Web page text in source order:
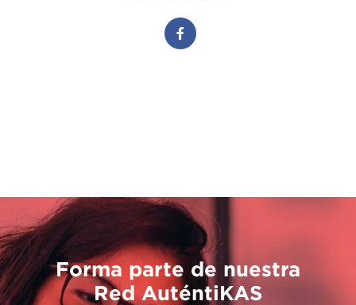
Forma parte de nuestra
Red AuténtiKAS